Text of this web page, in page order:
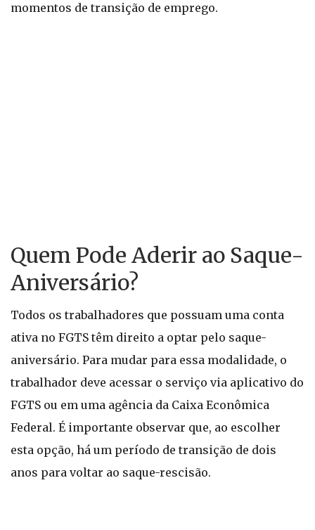
momentos de transição de emprego.
Quem Pode Aderir ao Saque-
Aniversário?
Todos os trabalhadores que possuam uma conta
ativa no FGTS têm direito a optar pelo saque-
aniversário. Para mudar para essa modalidade, o
trabalhador deve acessar o serviço via aplicativo do
FGTS ou em uma agência da Caixa Econômica
Federal. É importante observar que, ao escolher
esta opção, há um período de transição de dois
anos para voltar ao saque-rescisão.